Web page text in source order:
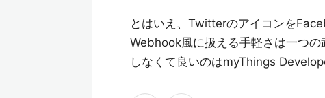
とはいえ、Twitterのアイコンを
Webhook風に扱える手軽さは一つ
しなくて良いのはmyThings